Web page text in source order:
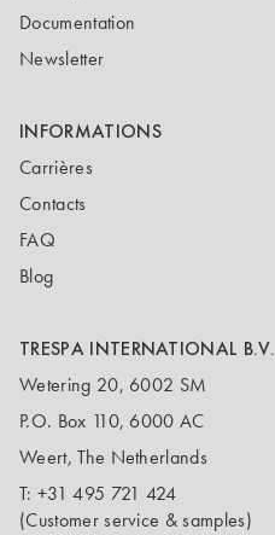
Documentation
Newsletter
INFORMATIONS
Carrières
Contacts
FAQ
Blog
TRESPA INTERNATIONAL B.V.
Wetering 20, 6002 SM
P.O. Box 110, 6000 AC
Weert, The Netherlands
T: +31 495 721 424
(Customer service & samples)